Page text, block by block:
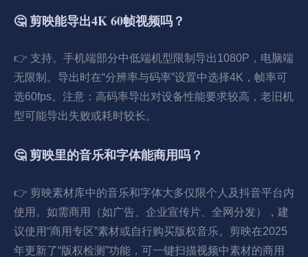
🤔 剪映能导出4K 60帧视频吗？
👉 支持。手机端部分中低端机型限制导出1080P，电脑端
无限制。导出时在“分辨率与码率”设置中选择4K，帧率可
选60fps。注意：高码率导出对设备性能要求较高，老旧机
型可能导出失败或耗时较长。
🤔 剪映里的音乐和字体能商用吗？
👉 剪映素材库中的音乐和字体大多仅限个人及抖音平台内
使用。如需商用（如广告、企业宣传片、全网分发），建
议使用“商用专区”素材或自行购买版权音乐。剪映在2025
年更新了“版权检测”功能，可一键扫描视频中素材的商用